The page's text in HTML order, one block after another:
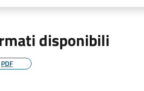
disponibili
PDF